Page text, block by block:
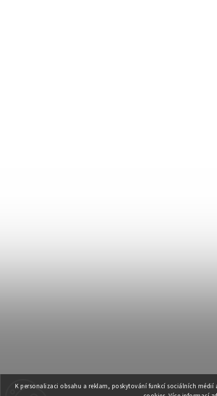
K personalizaci obsahu a reklam, poskytování funkcí sociálních